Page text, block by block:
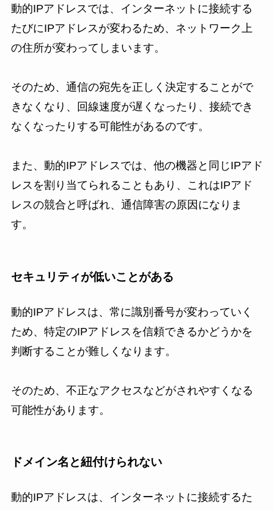
動的IPアドレスでは、インターネットに接続する
たびにIPアドレスが変わるため、ネットワーク上
の住所が変わってしまいます。
そのため、通信の宛先を正しく決定することがで
きなくなり、回線速度が遅くなったり、接続でき
なくなったりする可能性があるのです。
また、動的IPアドレスでは、他の機器と同じIPアド
レスを割り当てられることもあり、これはIPアド
レスの競合と呼ばれ、通信障害の原因になりま
す。
セキュリティが低いことがある
動的IPアドレスは、常に識別番号が変わっていく
ため、特定のIPアドレスを信頼できるかどうかを
判断することが難しくなります。
そのため、不正なアクセスなどがされやすくなる
可能性があります。
ドメイン名と紐付けられない
動的IPアドレスは、インターネットに接続するた